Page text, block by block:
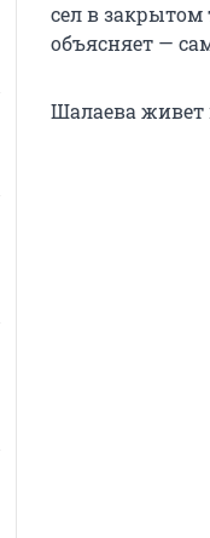
сел в закрытом
объясняет —
Шалаева живет